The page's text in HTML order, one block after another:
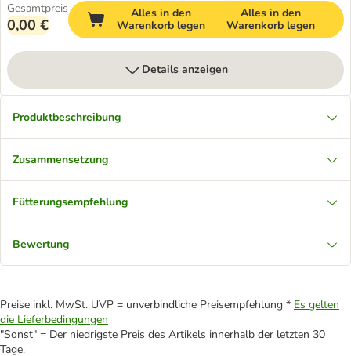
Gesamtpreis
0,00 €
Alles in den
Warenkorb legen
Alles in den
Warenkorb legen
Details anzeigen
Produktbeschreibung
Zusammensetzung
Fütterungsempfehlung
Bewertung
Preise inkl. MwSt. UVP = unverbindliche Preisempfehlung * Es gelten
die Lieferbedingungen
"Sonst" = Der niedrigste Preis des Artikels innerhalb der letzten 30
Tage.